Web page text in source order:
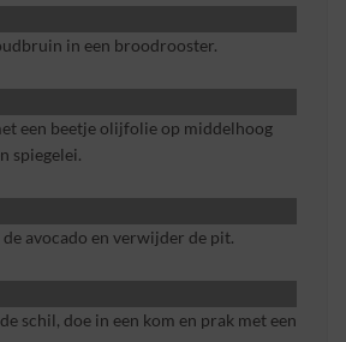
in een broodrooster.
een beetje olijfolie op middelhoog
spiegelei.
avocado en verwijder de pit.
schil, doe in een kom en prak met een